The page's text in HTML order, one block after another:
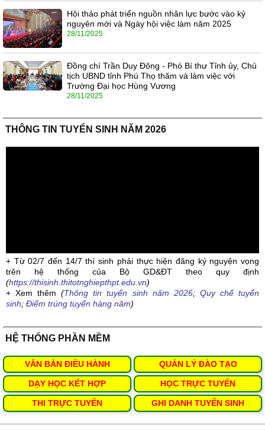
Hội thảo phát triển nguồn nhân lực bước vào kỷ
nguyên mới và Ngày hội việc làm năm 2025
28/11/2025
Đồng chí Trần Duy Đông - Phó Bí thư Tỉnh ủy, Chủ
tịch UBND tỉnh Phú Thọ thăm và làm việc với
Trường Đại học Hùng Vương
28/11/2025
THÔNG TIN TUYỂN SINH NĂM 2026
+ Từ 02/7 đến 14/7 thí sinh phải thực hiện đăng ký nguyện vọng
trên hệ thống của Bộ GD&ĐT theo quy định
(https://thisinh.thitotnghiepthpt.edu.vn)
+ Xem thêm(Thông tin tuyển sinh năm 2026; Quy chế tuyển
sinh; Điểm trúng tuyển hàng năm)
HỆ THỐNG PHẦN MỀM
VĂN BẢN ĐIỀU HÀNH QUẢN LÝ ĐÀO TẠO
DẠY HỌC KẾT HỢP HỌC TRỰC TUYẾN
THI TRỰC TUYẾN GHI DANH TUYỂN SINH